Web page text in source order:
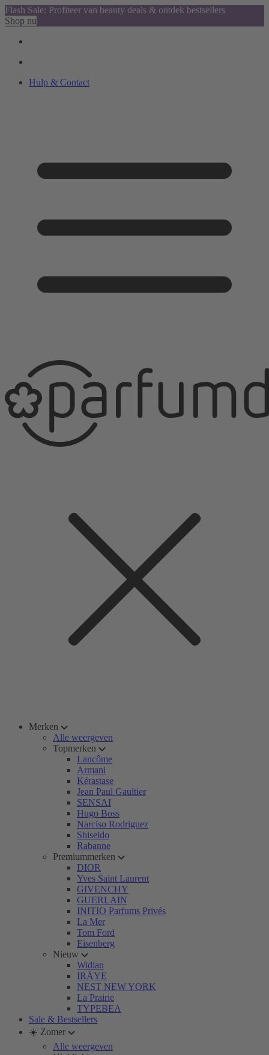
Flash Sale: Profiteer van beauty deals & ontdek bestsellers
Shop nu
Hulp & Contact
Merken
Alle weergeven
Topmerken
Lancôme
Armani
Kérastase
Jean Paul Gaultier
SENSAI
Hugo Boss
Narciso Rodriguez
Shiseido
Rabanne
Premiummerken
DIOR
Yves Saint Laurent
GIVENCHY
GUERLAIN
INITIO Parfums Privés
La Mer
Tom Ford
Eisenberg
Nieuw
Widian
IRÄYE
NEST NEW YORK
La Prairie
TYPEBEA
Sale & Bestsellers
☀️ Zomer
Alle weergeven